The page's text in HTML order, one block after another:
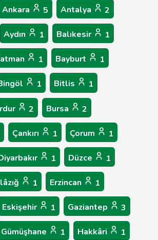
Ankara 5 Antalya 2
Aydın 1 Balıkesir 1
1 Bayburt 1
1 Bitlis 1
2 Bursa 2
Çankırı 1 Çorum 1
1 Düzce 1
1 Erzincan 1
Eskişehir 1 Gaziantep 3
Gümüşhane 1 Hakkâri 1